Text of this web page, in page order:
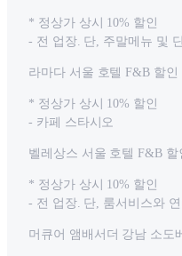
* 정상가 상시 10% 할인
- 전 업장. 단, 주말메뉴 및
라마다 서울 호텔 F&B 할인
* 정상가 상시 10% 할인
- 카페 스타시오
벨레상스 서울 호텔 F&B
* 정상가 상시 10% 할인
- 전 업장. 단, 룸서비스와
머큐어 앰배서더 강남 소도